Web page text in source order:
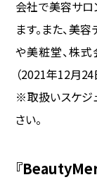
会社で美容サロ
ます。また、美
や美粧堂、株式
（2021年12月24
※取扱いスケジ
さい。
『